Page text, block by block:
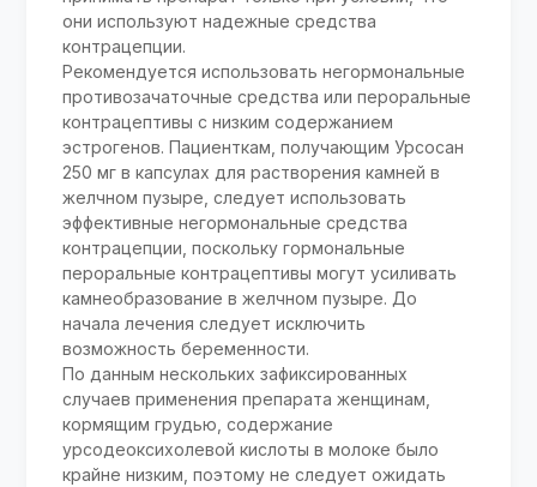
они используют надежные средства
контрацепции.
Рекомендуется использовать негормональные
противозачаточные средства или пероральные
контрацептивы с низким содержанием
эстрогенов. Пациенткам, получающим Урсосан
250 мг в капсулах для растворения камней в
желчном пузыре, следует использовать
эффективные негормональные средства
контрацепции, поскольку гормональные
пероральные контрацептивы могут усиливать
камнеобразование в желчном пузыре. До
начала лечения следует исключить
возможность беременности.
По данным нескольких зафиксированных
случаев применения препарата женщинам,
кормящим грудью, содержание
урсодеоксихолевой кислоты в молоке было
крайне низким, поэтому не следует ожидать